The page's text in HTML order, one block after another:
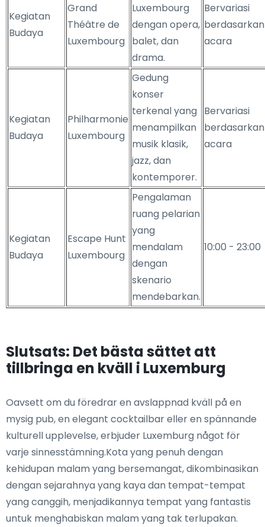
Kegiatan
Budaya
Grand
Théâtre de
Luxembourg
Luxembourg
dengan opera,
balet, dan
drama.
Bervariasi
berdasarkan
acara
Kegiatan
Budaya
Philharmonie
Luxembourg
Gedung
konser
terkenal yang
menampilkan
musik klasik,
jazz, dan
kontemporer.
Bervariasi
berdasarkan
acara
Kegiatan
Budaya
Escape Hunt
Luxembourg
Pengalaman
ruang pelarian
yang
mendalam
dengan
skenario
mendebarkan.
10:00 - 23:00
Slutsats: Det bästa sättet att
tillbringa en kväll i Luxemburg
Oavsett om du föredrar en avslappnad kväll på en
mysig pub, en elegant cocktailbar eller en spännande
kulturell upplevelse, erbjuder Luxemburg något för
varje sinnesstämning.Kota yang penuh dengan
kehidupan malam yang bersemangat, dikombinasikan
dengan sejarahnya yang kaya dan tempat-tempat
yang canggih, menjadikannya tempat yang fantastis
untuk menghabiskan malam yang tak terlupakan.